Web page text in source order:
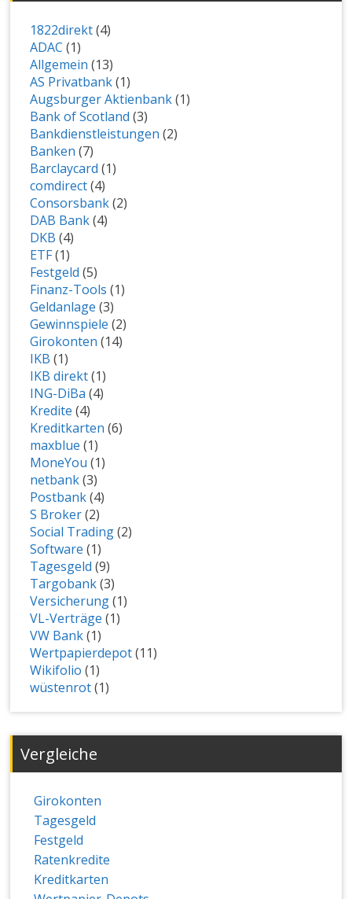
1822direkt(4)
ADAC (1)
Allgemein (13)
AS Privatbank(1)
Augsburger Aktienbank(1)
Bank of Scotland (3)
Bankdienstleistungen (2)
Banken (7)
Barclaycard (1)
comdirect(4)
Consorsbank(2)
DAB Bank(4)
DKB (4)
ETF(1)
Festgeld (5)
Finanz-Tools (1)
Geldanlage (3)
Gewinnspiele (2)
Girokonten (14)
IKB (1)
IKB direkt(1)
ING-DiBa (4)
Kredite (4)
Kreditkarten (6)
maxblue (1)
MoneYou (1)
netbank(3)
Postbank(4)
S Broker(2)
Social Trading(2)
Software (1)
Tagesgeld (9)
Targobank(3)
Versicherung(1)
VL-Verträge (1)
VW Bank(1)
Wertpapierdepot(11)
Wikifolio (1)
wüstenrot(1)
Vergleiche
Girokonten
Tagesgeld
Festgeld
Ratenkredite
Kreditkarten